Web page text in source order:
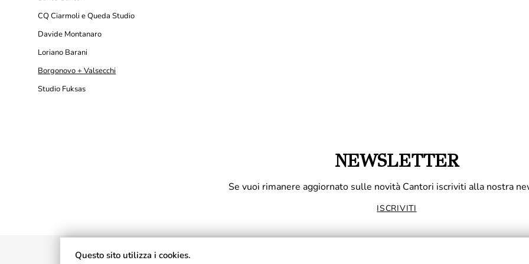
CQ Ciarmoli e Queda Studio
Davide Montanaro
Loriano Barani
Borgonovo + Valsecchi
Studio Fuksas
NEWSLETTER
Se vuoi rimanere aggiornato sulle novità Cantori iscriviti alla nostra
ISCRIVITI
Questo sito utilizza i cookies.